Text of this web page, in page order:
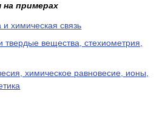
на примерах
химическая связь
твердые вещества, стехиометрия,
химическое равновесие, ионы,